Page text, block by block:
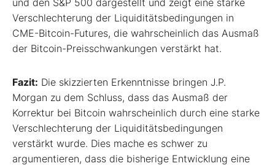
und den S&P 500 dargestellt und zeigt eine starke
Verschlechterung der Liquiditätsbedingungen in
CME-Bitcoin-Futures, die wahrscheinlich das Ausmaß
der Bitcoin-Preisschwankungen verstärkt hat.
Fazit: Die skizzierten Erkenntnisse bringen J.P.
Morgan zu dem Schluss, dass das Ausmaß der
Korrektur bei Bitcoin wahrscheinlich durch eine starke
Verschlechterung der Liquiditätsbedingungen
verstärkt wurde. Dies mache es schwer zu
argumentieren, dass die bisherige Entwicklung eine